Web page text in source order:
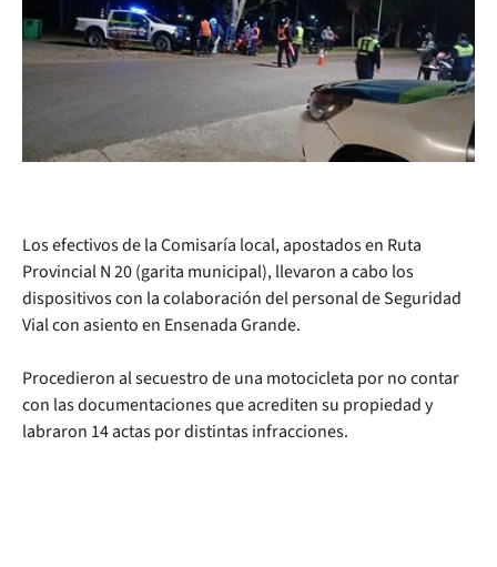
Los efectivos de la Comisaría local, apostados en Ruta
Provincial N 20 (garita municipal), llevaron a cabo los
dispositivos con la colaboración del personal de Seguridad
Vial con asiento en Ensenada Grande.
Procedieron al secuestro de una motocicleta por no contar
con las documentaciones que acrediten su propiedad y
labraron 14 actas por distintas infracciones.